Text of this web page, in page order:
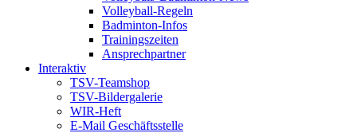
Volleyball-Regeln
Badminton-Infos
Trainingszeiten
Ansprechpartner
Interaktiv
TSV-Teamshop
TSV-Bildergalerie
WIR-Heft
E-Mail Geschäftsstelle